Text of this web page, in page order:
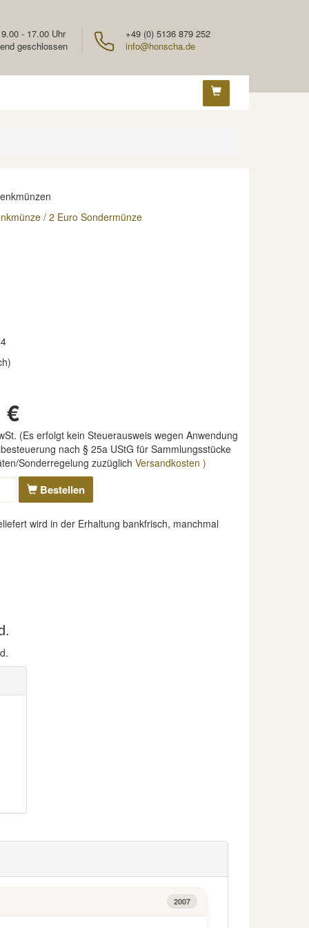
+49 (0) 5136 879 252
info@honscha.de
- 17.00 Uhr
geschlossen
/ 2 Euro Sondermünze
€
(Es erfolgt kein Steuerausweis wegen Anwendung
nach § 25a UStG für Sammlungsstücke
Sonderregelung zuzüglich Versandkosten )
Bestellen
wird in der Erhaltung bankfrisch, manchmal
2007